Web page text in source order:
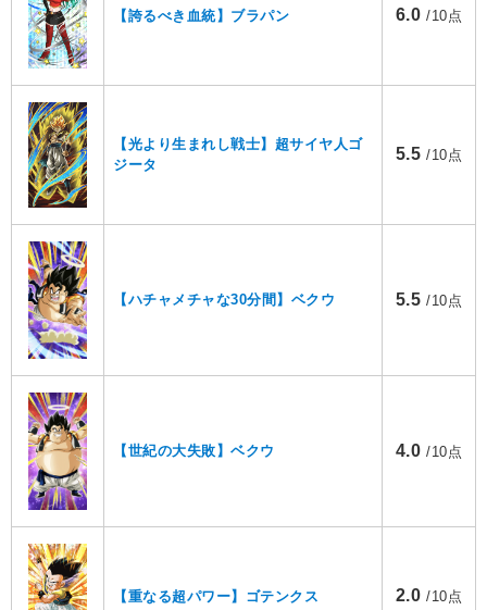
【誇るべき血統】ブラパン 6.0 /10点
【光より生まれし戦士】超サイヤ人ゴ
ジータ
5.5 /10点
【ハチャメチャな30分間】ベクウ 5.5 /10点
【世紀の大失敗】ベクウ 4.0 /10点
【重なる超パワー】ゴテンクス 2.0 /10点